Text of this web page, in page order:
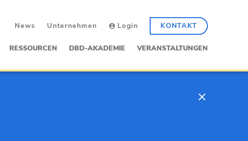
News Unternehmen Login KONTAKT
RESSOURCEN DBD-AKADEMIE VERANSTALTUNGEN